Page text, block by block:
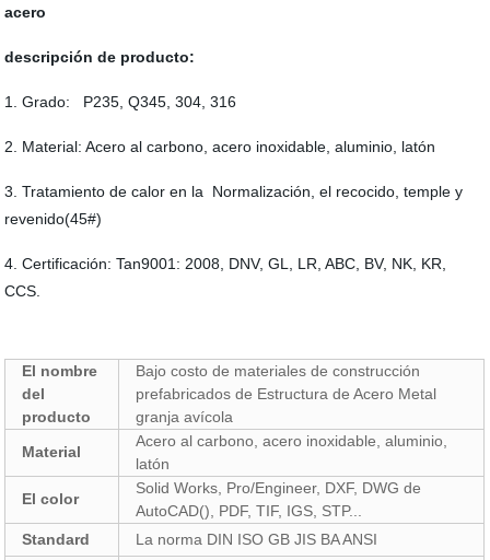
acero
descripción de producto:
1. Grado: P235, Q345, 304, 316
2. Material: Acero al carbono, acero inoxidable, aluminio, latón
3. Tratamiento de calor en la Normalización, el recocido, temple y
revenido(45#)
4. Certificación: Tan9001: 2008, DNV, GL, LR, ABC, BV, NK, KR,
CCS.
El nombre
del
producto
Bajo costo de materiales de construcción
prefabricados de Estructura de Acero Metal
granja avícola
Material
Acero al carbono, acero inoxidable, aluminio,
latón
El color
Solid Works, Pro/Engineer, DXF, DWG de
AutoCAD(), PDF, TIF, IGS, STP...
Standard
La norma DIN ISO GB JIS BA ANSI